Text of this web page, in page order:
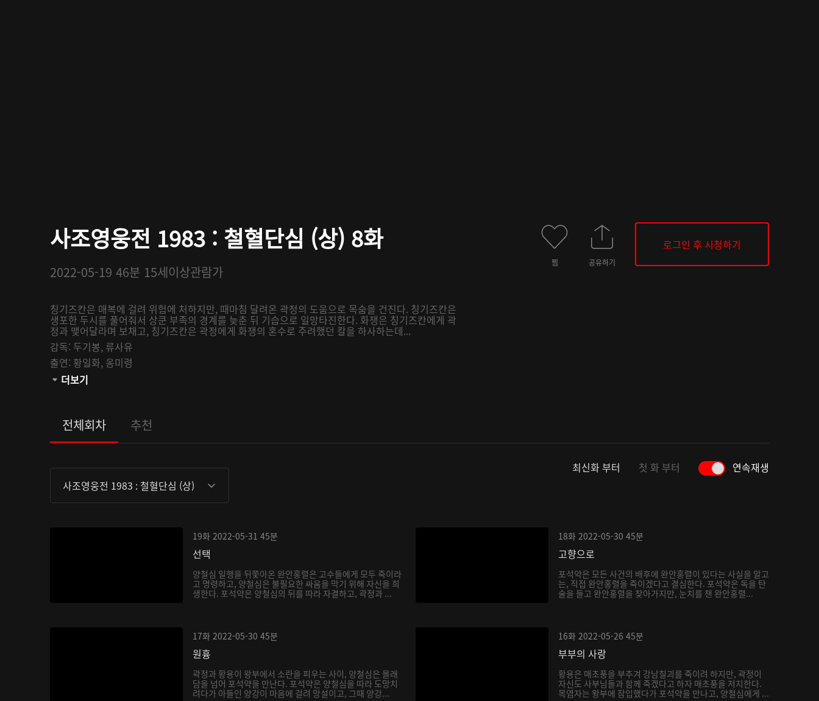
사조영웅전 1983 : 철혈단심 (상) 8화
2022-05-19 46분 15세이상관람가
칭기즈칸은 매복에 걸려 위험에 처하지만, 때마침 달려온 곽정의 도움으로 목숨을 건진다. 칭기즈칸은
생포한 두시를 풀어줘서 상쿤 부족의 경계를 늦춘 뒤 기습으로 일망타진한다. 화쟁은 칭기즈칸에게 곽
정과 맺어달라며 보채고, 칭기즈칸은 곽정에게 화쟁의 혼수로 주려했던 칼을 하사하는데...
감독: 두기봉, 류사유
출연: 황일화, 옹미령
관람등급:
더보기
찜 공유하기
로그인 후 시청하기
전체회차 추천
사조영웅전 1983 : 철혈단심 (상)
최신화 부터 첫 화 부터 연속재생
19화 2022-05-31 45분
선택
양철심 일행을 뒤쫓아온 완안홍렬은 고수들에게 모두 죽이라
고 명령하고, 양철심은 불필요한 싸움을 막기 위해 자신을 희
생한다. 포석약은 양철심의 뒤를 따라 자결하고, 곽정과 ...
18화 2022-05-30 45분
고향으로
포석약은 모든 사건의 배후에 완안홍렬이 있다는 사실을 알고
는, 직접 완안홍렬을 죽이겠다고 결심한다. 포석약은 독을 탄
술을 들고 완안홍렬을 찾아가지만, 눈치를 챈 완안홍렬...
17화 2022-05-30 45분
원흉
곽정과 황용이 왕부에서 소란을 피우는 사이, 양철심은 몰래
담을 넘어 포석약을 만난다. 포석약은 양철심을 따라 도망치
려다가 아들인 양강이 마음에 걸려 망설이고, 그때 양강...
16화 2022-05-26 45분
부부의 사랑
황용은 매초풍을 부추겨 강남칠괴를 죽이려 하지만, 곽정이
자신도 사부님들과 함께 죽겠다고 하자 매초풍을 저지한다.
목염자는 왕부에 잠입했다가 포석약을 만나고, 양철심에게 ...